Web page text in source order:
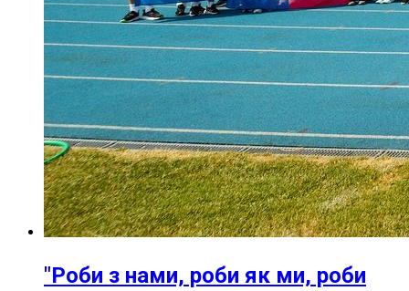
"Роби з нами, роби як ми, роби